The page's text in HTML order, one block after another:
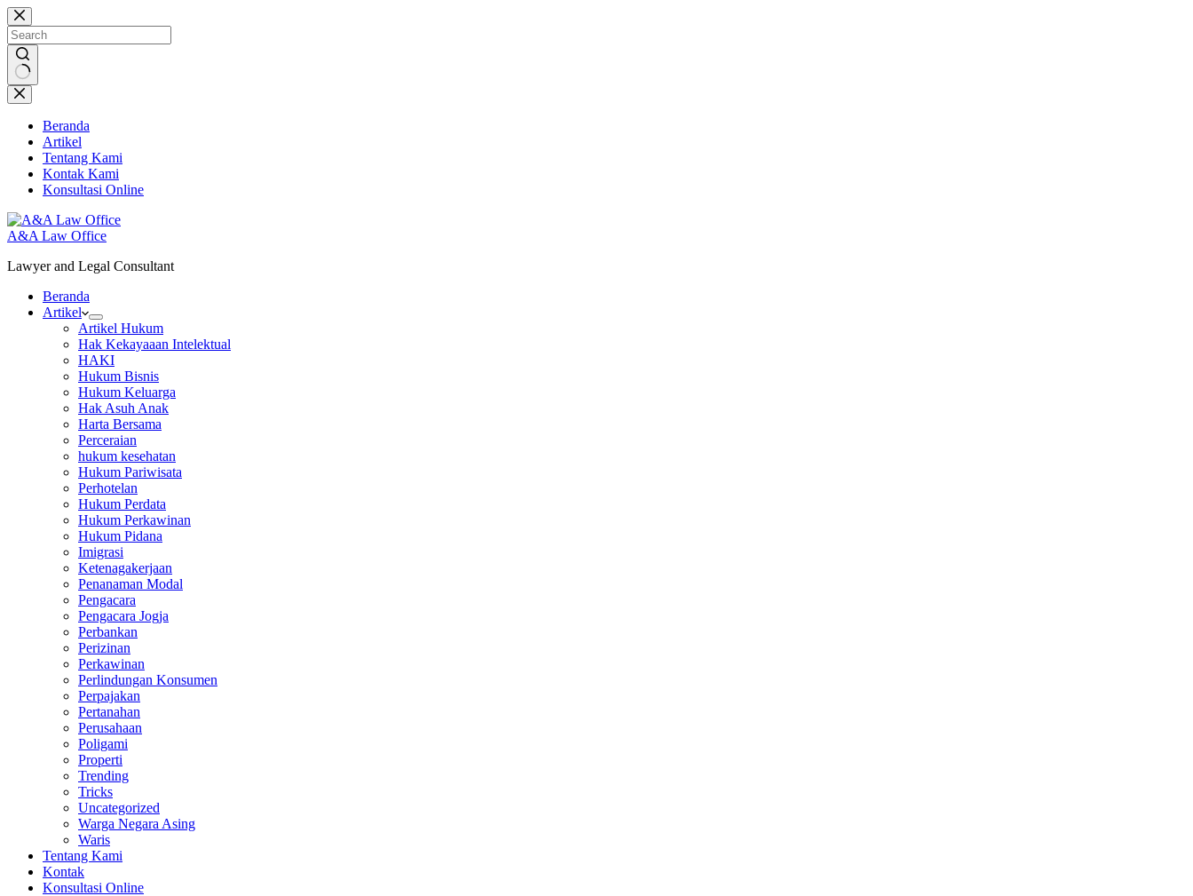
Skip
to
content
No
results
Beranda
Artikel
Tentang Kami
Kontak Kami
Konsultasi Online
A&A Law Office
Lawyer and Legal Consultant
Beranda
Artikel
Artikel Hukum
Hak Kekayaaan Intelektual
HAKI
Hukum Bisnis
Hukum Keluarga
Hak Asuh Anak
Harta Bersama
Perceraian
hukum kesehatan
Hukum Pariwisata
Perhotelan
Hukum Perdata
Hukum Perkawinan
Hukum Pidana
Imigrasi
Ketenagakerjaan
Penanaman Modal
Pengacara
Pengacara Jogja
Perbankan
Perizinan
Perkawinan
Perlindungan Konsumen
Perpajakan
Pertanahan
Perusahaan
Poligami
Properti
Trending
Tricks
Uncategorized
Warga Negara Asing
Waris
Tentang Kami
Kontak
Konsultasi Online